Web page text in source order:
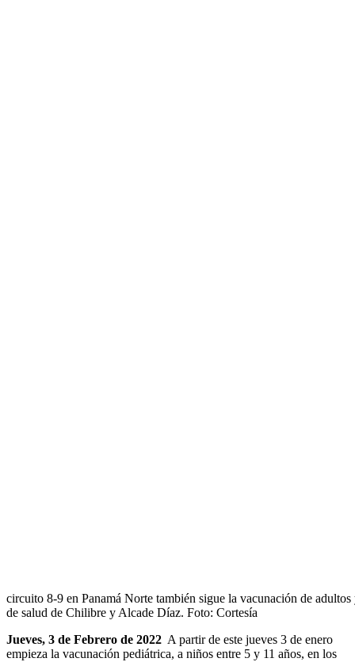
circuito 8-9 en Panamá Norte también sigue la vacunación de
de salud de Chilibre y Alcade Díaz. Foto: Cortesía
Jueves, 3 de Febrero de 2022 A partir de este jueves 3 de enero
empieza la vacunación pediátrica, a niños entre 5 y 11 años, en los